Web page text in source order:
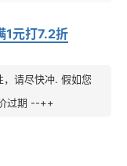
1元打7.2折
请尽快冲. 假如您
过期 --++